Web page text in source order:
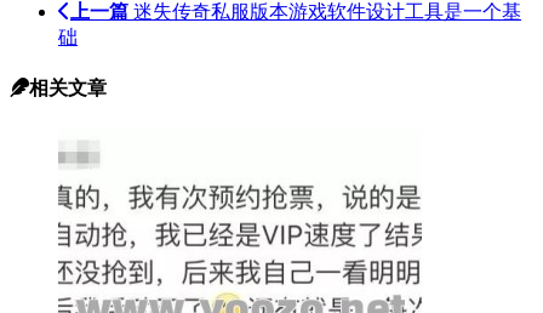
上一篇 迷失传奇私服版本游戏软件设计工具是一个基
础
相关文章